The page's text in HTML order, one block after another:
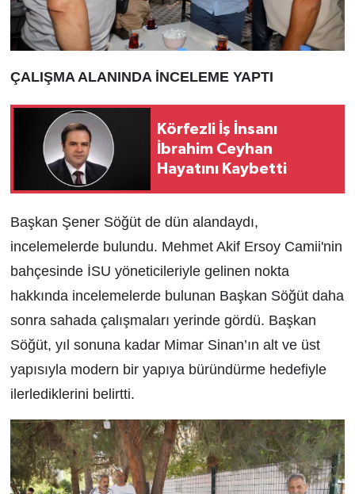
ÇALIŞMA ALANINDA İNCELEME YAPTI
Körfezli İş İnsanı
İbrahim Ceyhan
Hayatını Kaybetti
Başkan Şener Söğüt de dün alandaydı,
incelemelerde bulundu. Mehmet Akif Ersoy Camii'nin
bahçesinde İSU yöneticileriyle gelinen nokta
hakkında incelemelerde bulunan Başkan Söğüt daha
sonra sahada çalışmaları yerinde gördü. Başkan
Söğüt, yıl sonuna kadar Mimar Sinan’ın alt ve üst
yapısıyla modern bir yapıya büründürme hedefiyle
ilerlediklerini belirtti.